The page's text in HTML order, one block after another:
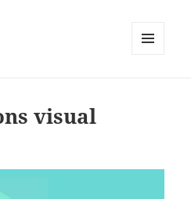
visual